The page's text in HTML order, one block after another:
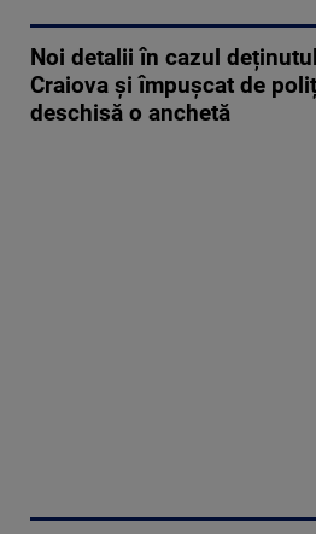
Noi detalii în cazul
Craiova și împușcat de
deschisă o anchetă